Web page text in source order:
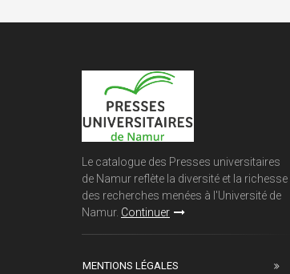
Le catalogue des Presses universitaires
de Namur reflète la diversité et la richesse
des recherches menées à l'Université de
Namur. Continuer
MENTIONS LÉGALES